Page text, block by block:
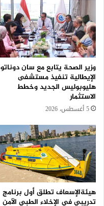
وزير الصحة يتابع مع سان دوناتو
الإيطالية تنفيذ مستشفى
هليوبوليس الجديد وخطط
الاستثمار
5 أغسطس، 2026
هيئةالإسعاف تطلق أول برنامج
تدريبي في الإخلاء الطبي الآمن